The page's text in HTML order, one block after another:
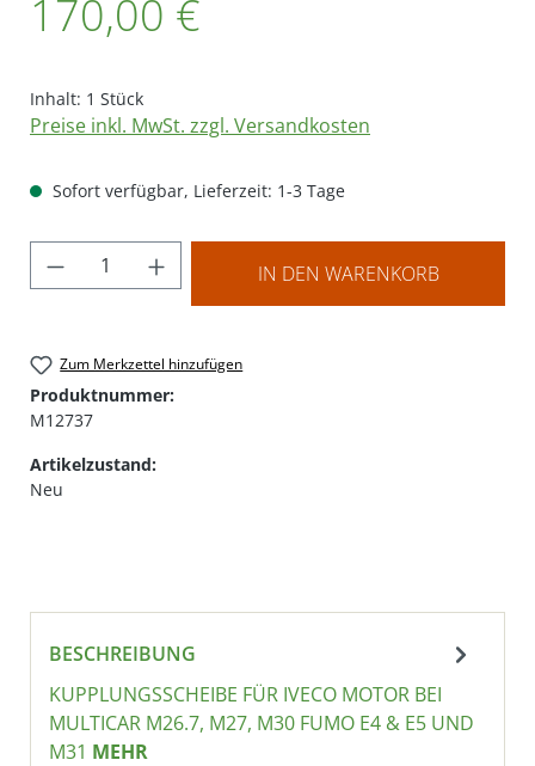
170,00 €
Inhalt: 1 Stück
Preise inkl. MwSt. zzgl. Versandkosten
Sofort verfügbar, Lieferzeit: 1-3 Tage
Produkt Anzahl: Gib den gewünschten
IN DEN WARENKORB
Zum Merkzettel hinzufügen
Produktnummer:
M12737
Artikelzustand:
Neu
BESCHREIBUNG
KUPPLUNGSSCHEIBE FÜR IVECO MOTOR BEI
MULTICAR M26.7, M27, M30 FUMO E4 & E5 UND
M31 MEHR